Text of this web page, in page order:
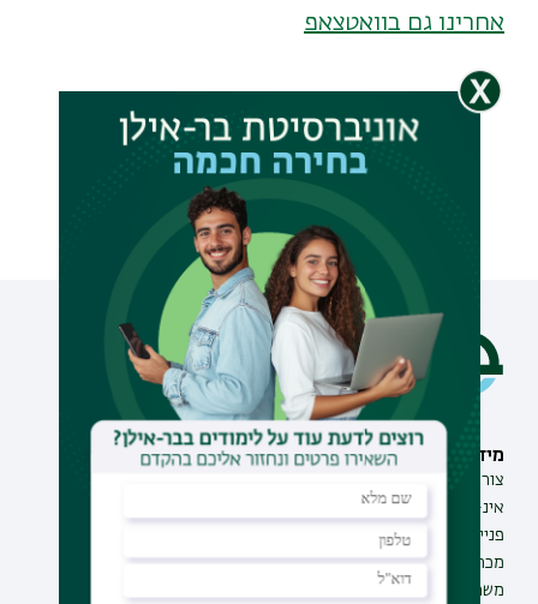
אחרינו גם בוואטצאפ
מידע וסיוע
צור קשר
אינ-בר מידע אישי לסטודנט
פנייה למנהל האתר
מכרזים
משרות בבר-אילן
תחומי לימוד
מכינות